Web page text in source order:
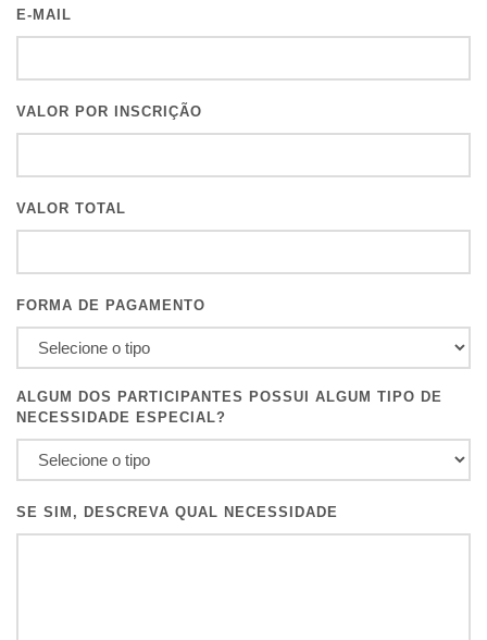
E-MAIL
VALOR POR INSCRIÇÃO
VALOR TOTAL
FORMA DE PAGAMENTO
ALGUM DOS PARTICIPANTES POSSUI ALGUM TIPO DE
NECESSIDADE ESPECIAL?
SE SIM, DESCREVA QUAL NECESSIDADE